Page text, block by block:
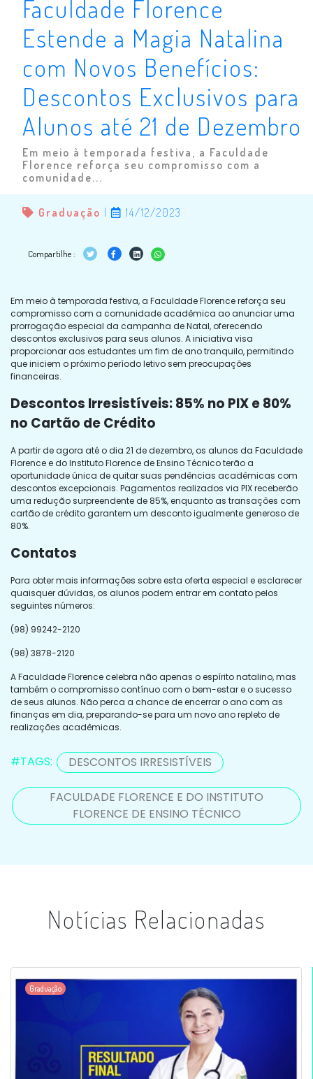
Faculdade Florence
Estende a Magia Natalina
com Novos Benefícios:
Descontos Exclusivos para
Alunos até 21 de Dezembro
Em meio à temporada festiva, a Faculdade
Florence reforça seu compromisso com a
comunidade...
Graduação | 14/12/2023
Compartilhe :
Em meio à temporada festiva, a Faculdade Florence reforça seu
compromisso com a comunidade acadêmica ao anunciar uma
prorrogação especial da campanha de Natal, oferecendo
descontos exclusivos para seus alunos. A iniciativa visa
proporcionar aos estudantes um fim de ano tranquilo, permitindo
que iniciem o próximo período letivo sem preocupações
financeiras.
Descontos Irresistíveis: 85% no PIX e 80%
no Cartão de Crédito
A partir de agora até o dia 21 de dezembro, os alunos da Faculdade
Florence e do Instituto Florence de Ensino Técnico terão a
oportunidade única de quitar suas pendências acadêmicas com
descontos excepcionais. Pagamentos realizados via PIX receberão
uma redução surpreendente de 85%, enquanto as transações com
cartão de crédito garantem um desconto igualmente generoso de
80%.
Contatos
Para obter mais informações sobre esta oferta especial e esclarecer
quaisquer dúvidas, os alunos podem entrar em contato pelos
seguintes números:
(98) 99242-2120
(98) 3878-2120
A Faculdade Florence celebra não apenas o espírito natalino, mas
também o compromisso contínuo com o bem-estar e o sucesso
de seus alunos. Não perca a chance de encerrar o ano com as
finanças em dia, preparando-se para um novo ano repleto de
realizações acadêmicas.
#TAGS: DESCONTOS IRRESISTÍVEIS
FACULDADE FLORENCE E DO INSTITUTO
FLORENCE DE ENSINO TÉCNICO
Notícias Relacionadas
Graduação